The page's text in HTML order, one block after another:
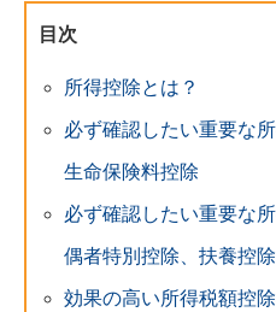
目次
所得控除とは？
必ず確認したい重要な
生命保険料控除
必ず確認したい重要な
偶者特別控除、扶養控
効果の高い所得税額控